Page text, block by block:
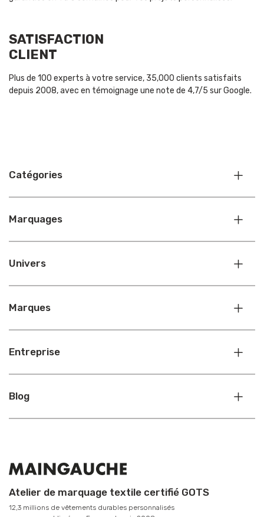
SATISFACTION
CLIENT
Plus de 100 experts à votre service, 35,000 clients satisfaits
depuis 2008, avec en témoignage une note de 4,7/5 sur Google.
Catégories
Marquages
Univers
Marques
Entreprise
Blog
Atelier de marquage textile certifié GOTS
12,3 millions de vêtements durables personnalisés